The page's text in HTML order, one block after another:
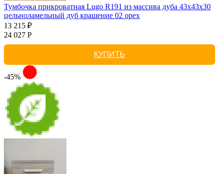
Тумбочка прикроватная Lugo R191 из массива дуба 43х43х30
цельноламельный дуб крашение 02 орех
13 215 ₽
24 027 Р
КУПИТЬ
-45%